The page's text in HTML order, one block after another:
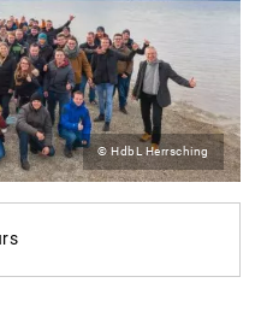
© HdbL Herrsching